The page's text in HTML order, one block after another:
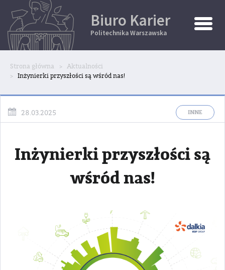
Toggle
Biuro Karier
Politechnika Warszawska
Strona główna
Aktualności
Inżynierki przyszłości są wśród nas!
28.03.2025 INNE
Inżynierki przyszłości są
wśród nas!